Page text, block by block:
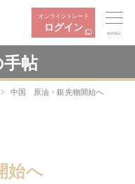
オンライントレード
ログイン
MENU
手帖
中国 原油・銀先物開始へ
始へ